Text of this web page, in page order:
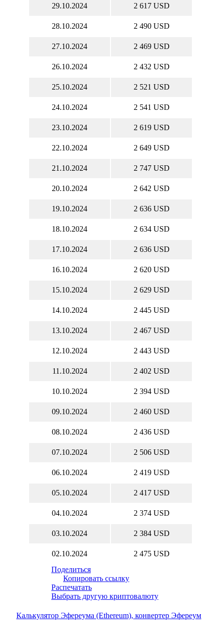
29.10.2024 2 617 USD
28.10.2024 2 490 USD
27.10.2024 2 469 USD
26.10.2024 2 432 USD
25.10.2024 2 521 USD
24.10.2024 2 541 USD
23.10.2024 2 619 USD
22.10.2024 2 649 USD
21.10.2024 2 747 USD
20.10.2024 2 642 USD
19.10.2024 2 636 USD
18.10.2024 2 634 USD
17.10.2024 2 636 USD
16.10.2024 2 620 USD
15.10.2024 2 629 USD
14.10.2024 2 445 USD
13.10.2024 2 467 USD
12.10.2024 2 443 USD
11.10.2024 2 402 USD
10.10.2024 2 394 USD
09.10.2024 2 460 USD
08.10.2024 2 436 USD
07.10.2024 2 506 USD
06.10.2024 2 419 USD
05.10.2024 2 417 USD
04.10.2024 2 374 USD
03.10.2024 2 384 USD
02.10.2024
2 475 USD
Поделиться
Копировать ссылку
Распечатать
Выбрать другую криптовалюту
Калькулятор Эфереума (Ethereum), конвертер Эфереум